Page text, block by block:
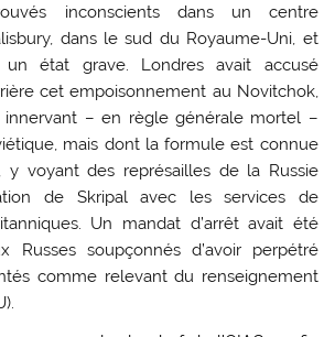
inconscients dans un centre
dans le sud du Royaume-Uni, et
un état grave. Londres avait accusé
cet empoisonnement au Novitchok,
innervant – en règle générale mortel –
mais dont la formule est connue
, y voyant des représailles de la Russie
de Skripal avec les services de
Un mandat d’arrêt avait été
Russes soupçonnés d’avoir perpétré
comme relevant du renseignement